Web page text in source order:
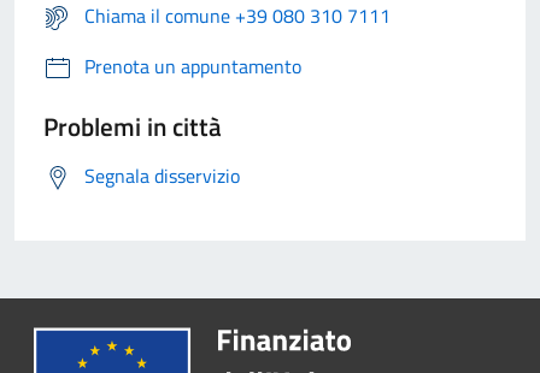
Chiama il comune +39 080 310 7111
Prenota un appuntamento
Problemi in città
Segnala disservizio